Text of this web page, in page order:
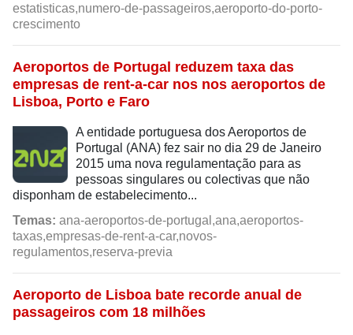
estatisticas,numero-de-passageiros,aeroporto-do-porto-
crescimento
Aeroportos de Portugal reduzem taxa das
empresas de rent-a-car nos nos aeroportos de
Lisboa, Porto e Faro
A entidade portuguesa dos Aeroportos de
Portugal (ANA) fez sair no dia 29 de Janeiro
2015 uma nova regulamentação para as
pessoas singulares ou colectivas que não
disponham de estabelecimento...
Temas: ana-aeroportos-de-portugal,ana,aeroportos-
taxas,empresas-de-rent-a-car,novos-
regulamentos,reserva-previa
Aeroporto de Lisboa bate recorde anual de
passageiros com 18 milhões